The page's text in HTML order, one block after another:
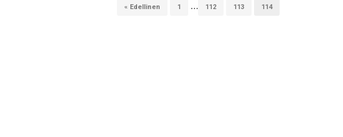
« Edellinen 1 … 112 113 114